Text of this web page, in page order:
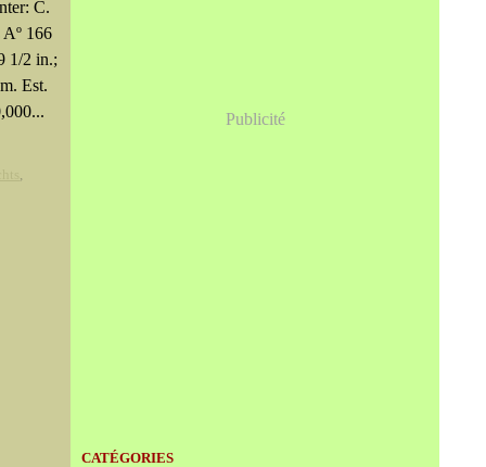
C.
166
1/2 in.;
Est.
,
Publicité
CATÉGORIES